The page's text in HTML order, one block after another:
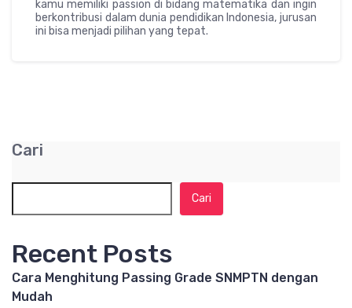
kamu memiliki passion di bidang matematika dan ingin
berkontribusi dalam dunia pendidikan Indonesia, jurusan
ini bisa menjadi pilihan yang tepat.
Cari
Cari
Recent Posts
Cara Menghitung Passing Grade SNMPTN dengan
Mudah